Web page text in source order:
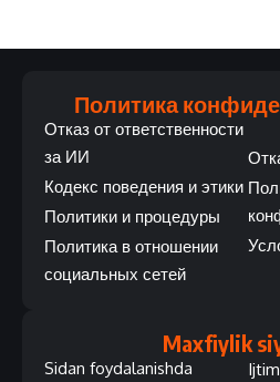
Политика
Отказ от ответственности
за ИИ
Кодекс поведения и этики
Политики и процедуры
Политика в отношении
социальных сетей
Maxfiylik
Sidan foydalanishda